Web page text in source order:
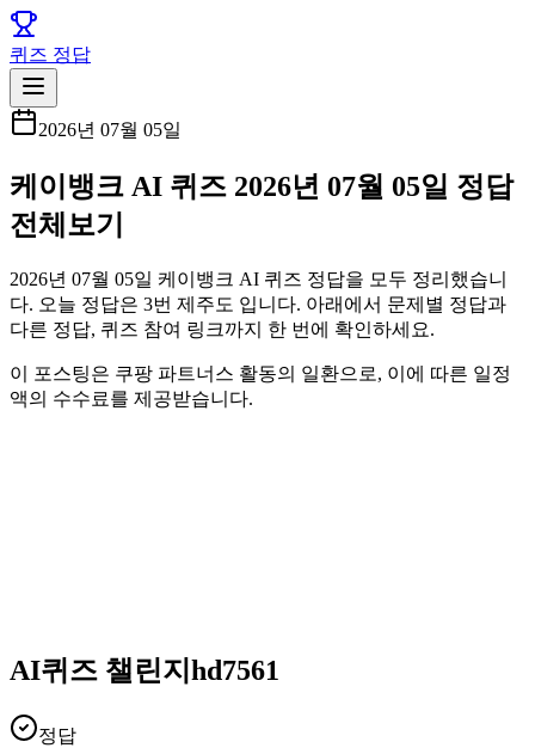
퀴즈 정답
2026년 07월 05일
케이뱅크 AI 퀴즈 2026년 07월 05일 정답
전체보기
2026년 07월 05일 케이뱅크 AI 퀴즈 정답을 모두 정리했습니
다. 오늘 정답은 3번 제주도 입니다. 아래에서 문제별 정답과
다른 정답, 퀴즈 참여 링크까지 한 번에 확인하세요.
이 포스팅은 쿠팡 파트너스 활동의 일환으로, 이에 따른 일정
액의 수수료를 제공받습니다.
AI퀴즈 챌린지hd7561
정답